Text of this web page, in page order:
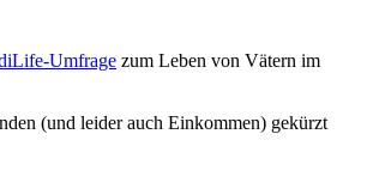
Umfrage zum Leben von Vätern im
(und leider auch Einkommen) gekürzt